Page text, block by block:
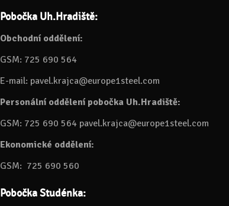
Pobočka Uh.Hradiště:
Obchodní oddělení:
GSM: 725 690 564
E-mail: pavel.krajca@europe1steel.com
Personální oddělení pobočka Uh.Hradiště:
GSM: 725 690 564 pavel.krajca@europe1steel.com
Ekonomické oddělení:
GSM: 725 690 560
Pobočka Studénka: